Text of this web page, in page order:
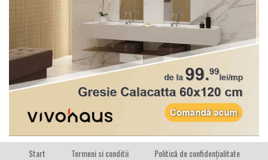
Start Termeni si conditii
Politică de confidențialitate